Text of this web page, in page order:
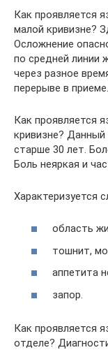
Как проявляется
малой кривизне?
Осложнение
по средней линии
через разное
перерыве в
Как проявляется
кривизне?
старше 30 лет.
Боль неяркая и
Характеризуется
область
тошнит,
аппетита
запор.
Как проявляется
отделе?